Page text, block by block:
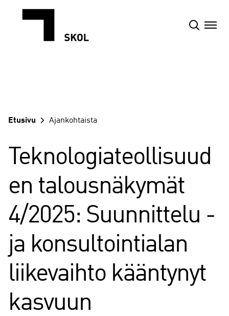
sisältöön
Etusivu Ajankohtaista
Teknologiateollisuud
en talousnäkymät
4/2025: Suunnittelu -
ja konsultointialan
liikevaihto kääntynyt
kasvuun